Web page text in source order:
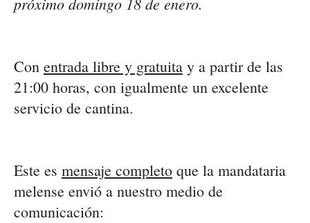
Con entrada libre y gratuita y a partir de las
21:00 horas, con igualmente un excelente
servicio de cantina.
Este es mensaje completo que la mandataria
melense envió a nuestro medio de
comunicación: